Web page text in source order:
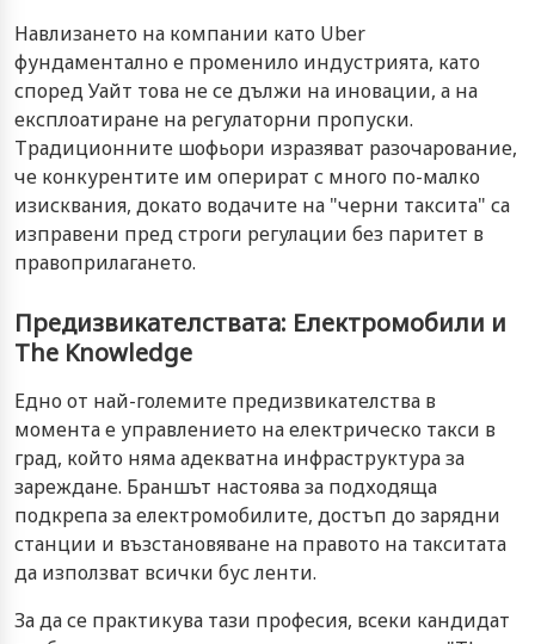
Навлизането на компании като Uber
фундаментално е променило индустрията, като
според Уайт това не се дължи на иновации, а на
експлоатиране на регулаторни пропуски.
Традиционните шофьори изразяват разочарование,
че конкурентите им оперират с много по-малко
изисквания, докато водачите на "черни таксита" са
изправени пред строги регулации без паритет в
правоприлагането.
Предизвикателствата: Електромобили и
The Knowledge
Едно от най-големите предизвикателства в
момента е управлението на електрическо такси в
град, който няма адекватна инфраструктура за
зареждане. Браншът настоява за подходяща
подкрепа за електромобилите, достъп до зарядни
станции и възстановяване на правото на такситата
да използват всички бус ленти.
За да се практикува тази професия, всеки кандидат